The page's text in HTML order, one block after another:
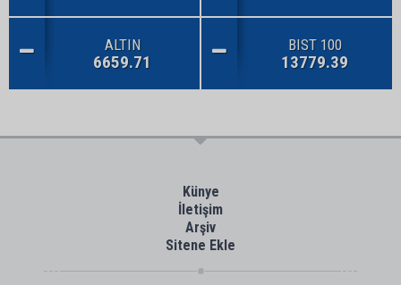
ALTIN
6659.71
BIST 100
13779.39
Künye
İletişim
Arşiv
Sitene Ekle